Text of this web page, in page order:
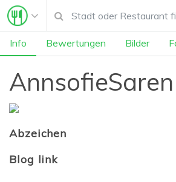
Info Bewertungen Bilder
AnnsofieSaren
Abzeichen
Blog link